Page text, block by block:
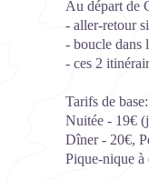
Au départ de
- aller-retour
- boucle dans
- ces 2
Tarifs de base:
Nuitée - 19€
Dîner - 20€,
Pique-nique